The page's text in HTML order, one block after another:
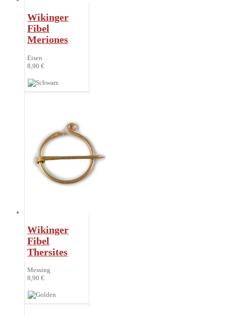
Wikinger
Fibel
Meriones
Eisen
8,90 €
Wikinger
Fibel
Thersites
Messing
8,90 €